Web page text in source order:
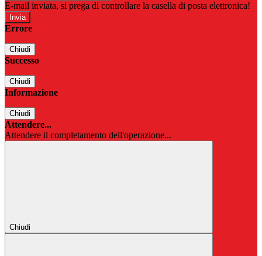
E-mail inviata, si prega di controllare la casella di posta elettronica!
Errore
Chiudi
Successo
Chiudi
Informazione
Chiudi
Attendere...
Attendere il completamento dell'operazione...
Chiudi